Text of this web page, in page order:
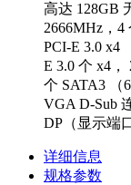
高达 128GB
2666MHz，4
PCI-E 3.0 x4
E 3.0 个 x4，
个 SATA3 （
VGA D-Sub
DP（显示端
详细信息
规格参数